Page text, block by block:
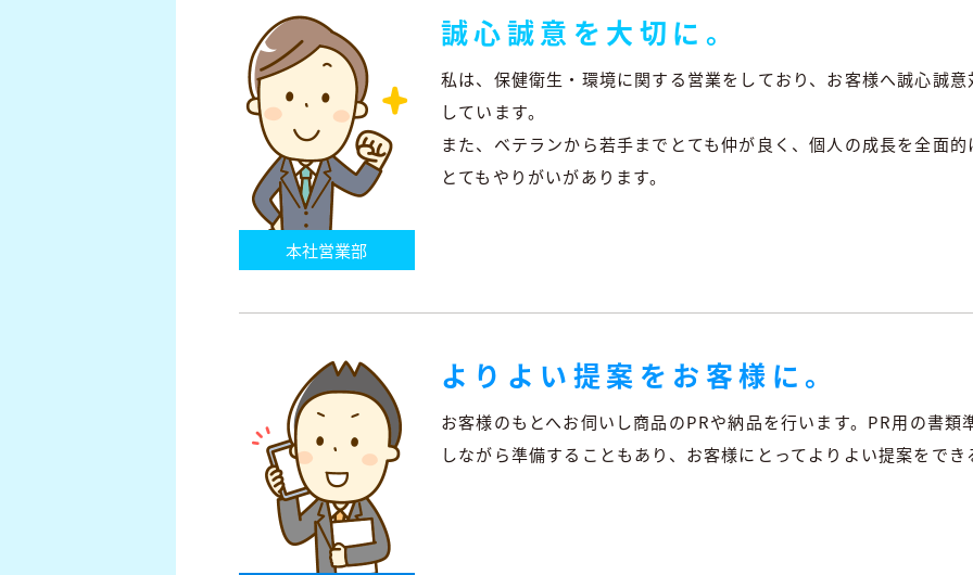
誠心誠意を大切に。
私は、保健衛生・環境に関する営業をしており、お客様へ誠心誠
しています。
また、ベテランから若手までとても仲が良く、個人の成長を全面
とてもやりがいがあります。
本社営業部
よりよい提案をお客様に。
お客様のもとへお伺いし商品のPRや納品を行います。PR用の書
しながら準備することもあり、お客様にとってよりよい提案をで